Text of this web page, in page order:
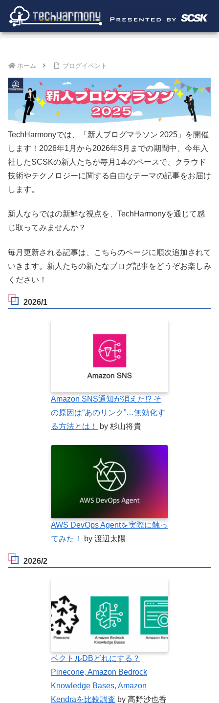
ホーム ブログイベント
TechHarmonyでは、「新人ブログマラソン 2025」を開催
します！2026年1月から2026年3月までの期間中、今年入
社したSCSKの新人たちが毎月1本のペースで、クラウド
技術やテクノロジーに関する自由なテーマの記事をお届け
します。
新人ならではの新鮮な視点を、TechHarmonyを通じて感
じ取ってみませんか？
毎月更新される記事は、こちらのページに順次追加されて
いきます。新人たちの新たなブログ記事をどうぞお楽しみ
ください！
2026/1
Amazon SNS通知が消えた!? そ
の原因は“あのリンク”…無効化す
る方法とは！
by 杉山将貴
AWS DevOps Agentを実際に触っ
てみた！
by 渡辺太陽
2026/2
ベクトルDBどれにする？
Pinecone, Amazon Bedrock
Knowledge Bases, Amazon
Kendraを比較調査 by 髙野沙也香